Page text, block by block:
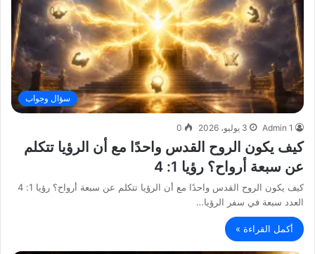
سؤال وجواب
Admin 1 3 يوليو، 2026 0
كيف يكون الروح القدس واحدًا مع أن الرؤيا تتكلم
عن سبعة أرواح؟ رؤيا 1: 4
كيف يكون الروح القدس واحدًا مع أن الرؤيا تتكلم عن سبعة أرواح؟ رؤيا 1: 4
العدد سبعة في سفر الرؤيا…
أكمل القراءة »